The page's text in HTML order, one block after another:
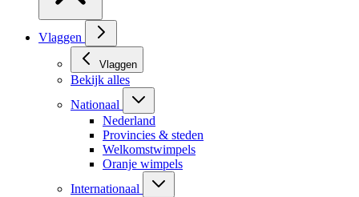
Vlaggen
Vlaggen
Bekijk alles
Nationaal
Nederland
Provincies & steden
Welkomstwimpels
Oranje wimpels
Internationaal